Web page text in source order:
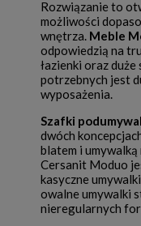
Rozwiązanie to
możliwości
wnętrza. Meble
odpowiedzią na
łazienki oraz
potrzebnych jest
wyposażenia.
Szafki
dwóch
blatem i umywalką
Cersanit Moduo
kasyczne
owalne umywalki
nieregularnych